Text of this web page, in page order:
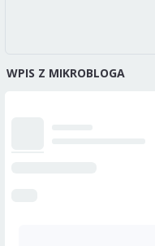
WPIS Z MIKROBLOGA